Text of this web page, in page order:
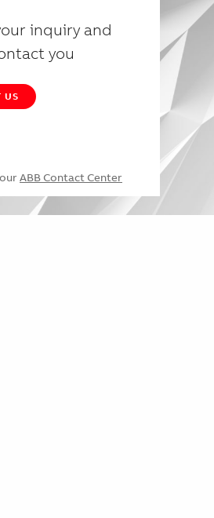
inquiry and
you
US
ABB Contact Center